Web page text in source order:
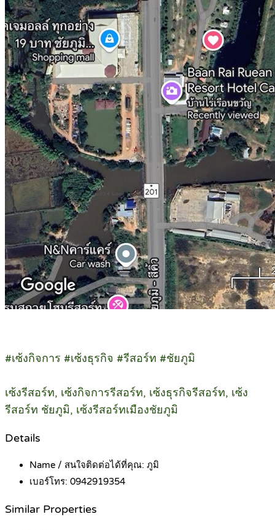
#เซ้งกิจการ #เซ้งธุรกิจ #รีสอร์ท #ชัยภูมิ
เซ้งรีสอร์ท, เซ้งกิจการรีสอร์ท, เซ้งธุรกิจรีสอร์ท, เซ้ง
รีสอร์ท ชัยภูมิ, เซ้งรีสอร์ทเมืองชัยภูมิ
Details
Name / สนใจติดต่อได้ที่คุณ: ภูมิ
เบอร์โทร: 0942919354
Similar Properties